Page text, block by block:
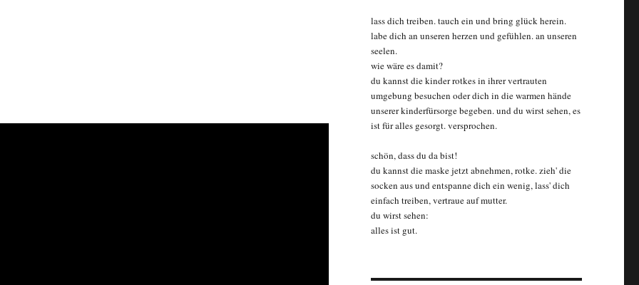
lass dich treiben. tauch ein und bring glück herein.
labe dich an unseren herzen und gefühlen. an unseren
seelen.
wie wäre es damit?
du kannst die kinder rotkes in ihrer vertrauten
umgebung besuchen oder dich in die warmen hände
unserer kinderfürsorge begeben. und du wirst sehen, es
ist für alles gesorgt. versprochen.
schön, dass du da bist!
du kannst die maske jetzt abnehmen, rotke. zieh' die
socken aus und entspanne dich ein wenig, lass' dich
einfach treiben, vertraue auf mutter.
du wirst sehen:
alles ist gut.